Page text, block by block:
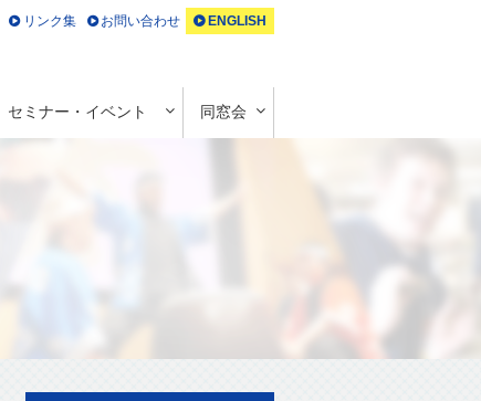
セミナー・イベント 同窓会
リンク集 お問い合わせ ENGLISH